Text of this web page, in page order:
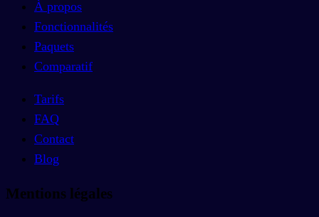
À propos
Fonctionnalités
Paquets
Comparatif
Tarifs
FAQ
Contact
Blog
Mentions légales